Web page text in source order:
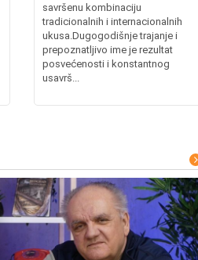
savršenu kombinaciju
tradicionalnih i internacionalnih
ukusa.Dugogodišnje trajanje i
prepoznatljivo ime je rezultat
posvećenosti i konstantnog
usavrš...